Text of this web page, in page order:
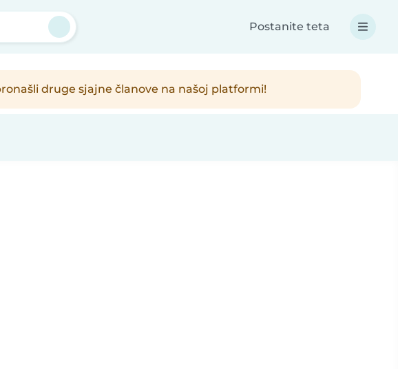
Postanite teta
druge sjajne članove na našoj platformi!